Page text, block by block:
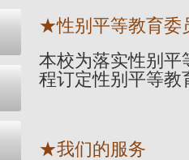
★性别平等教育委
本校为落实性别平
程订定性别平等教
★我们的服务